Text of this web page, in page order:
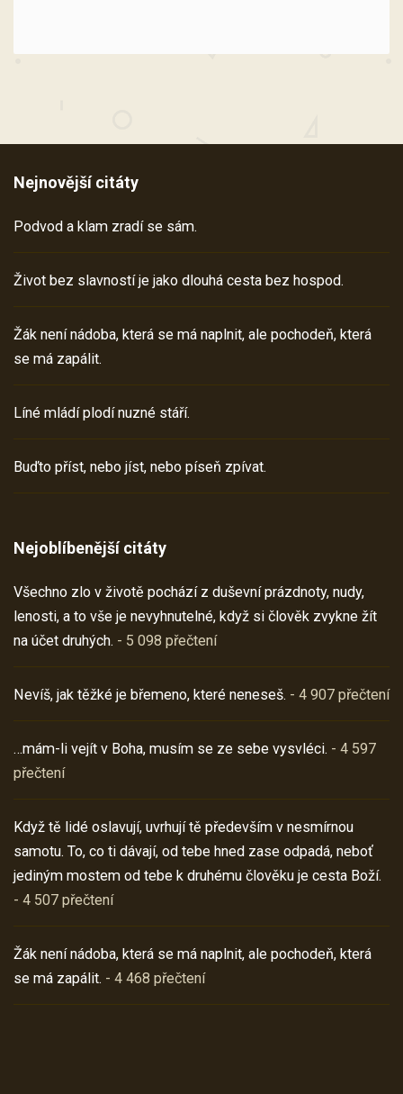
Nejnovější citáty
Podvod a klam zradí se sám.
Život bez slavností je jako dlouhá cesta bez hospod.
Žák není nádoba, která se má naplnit, ale pochodeň, která
se má zapálit.
Líné mládí plodí nuzné stáří.
Buďto příst, nebo jíst, nebo píseň zpívat.
Nejoblíbenější citáty
Všechno zlo v životě pochází z duševní prázdnoty, nudy,
lenosti, a to vše je nevyhnutelné, když si člověk zvykne žít
na účet druhých. - 5 098 přečtení
Nevíš, jak těžké je břemeno, které neneseš. - 4 907 přečtení
…mám-li vejít v Boha, musím se ze sebe vysvléci. - 4 597
přečtení
Když tě lidé oslavují, uvrhují tě především v nesmírnou
samotu. To, co ti dávají, od tebe hned zase odpadá, neboť
jediným mostem od tebe k druhému člověku je cesta Boží.
- 4 507 přečtení
Žák není nádoba, která se má naplnit, ale pochodeň, která
se má zapálit. - 4 468 přečtení